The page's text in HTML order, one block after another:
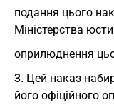
подання цього
Мiнiстерства
оприлюднення
3. Цей наказ
його офiцiйного